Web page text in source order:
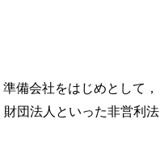
備会社をはじめとして，
団法人といった非営利法